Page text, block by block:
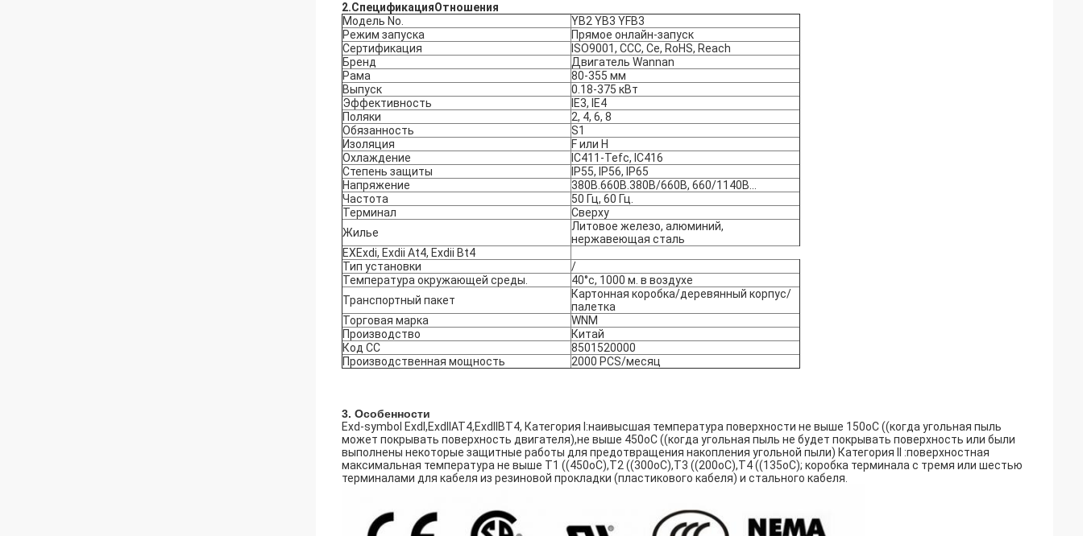
2.СпецификацияОтношения
Модель No.
YB2 YB3 YFB3
Режим запуска
Прямое онлайн-запуск
Сертификация
ISO9001, CCC, Ce, RoHS, Reach
Бренд
Двигатель Wannan
Рама
80-355 мм
Выпуск
0.18-375 кВт
Эффективность
IE3, IE4
Поляки
2, 4, 6, 8
Обязанность
S1
Изоляция
F или H
Охлаждение
IC411-Tefc, IC416
Степень защиты
IP55, IP56, IP65
Напряжение
380В.660В.380В/660В, 660/1140В...
Частота
50 Гц, 60 Гц.
Терминал
Сверху
Жилье
Литовое железо, алюминий,
нержавеющая сталь
EXExdi, Exdii At4, Exdii Bt4
Тип установки
/
Температура окружающей среды.
40°c, 1000 м. в воздухе
Транспортный пакет
Картонная коробка/деревянный корпус/
палетка
Торговая марка
WNM
Производство
Китай
Код СС
8501520000
Производственная мощность
2000 PCS/месяц
3. Особенности
Exd-symbol ExdI,ExdIIAT4,ExdIIBT4, Категория I:наивысшая температура поверхности не выше 150oC ((когда угольная пыль
может покрывать поверхность двигателя),не выше 450oC ((когда угольная пыль не будет покрывать поверхность или были
выполнены некоторые защитные работы для предотвращения накопления угольной пыли) Категория II :поверхностная
максимальная температура не выше T1 ((450oC),T2 ((300oC),T3 ((200oC),T4 ((135oC); коробка терминала с тремя или шестью
терминалами для кабеля из резиновой прокладки (пластикового кабеля) и стального кабеля.